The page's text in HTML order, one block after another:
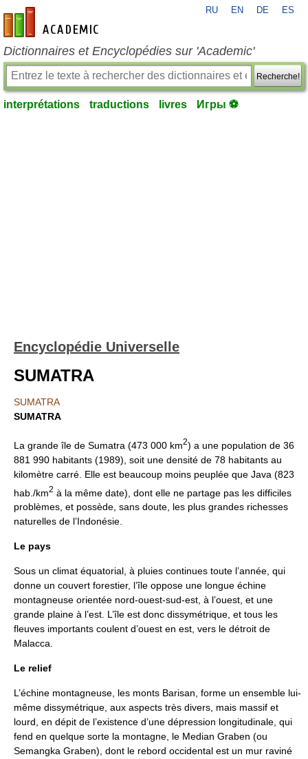
fr-academic.com
RU EN DE ES
Dictionnaires et Encyclopédies sur 'Academic'
Recherche!
interprétations traductions livres Игры ⚽
Encyclopédie Universelle
SUMATRA
SUMATRA
SUMATRA
La grande île de Sumatra (473 000 km2) a une population de 36
881 990 habitants (1989), soit une densité de 78 habitants au
kilomètre carré. Elle est beaucoup moins peuplée que Java (823
hab./km2 à la même date), dont elle ne partage pas les difficiles
problèmes, et possède, sans doute, les plus grandes richesses
naturelles de l’Indonésie.
Le pays
Sous un climat équatorial, à pluies continues toute l’année, qui
donne un couvert forestier, l’île oppose une longue échine
montagneuse orientée nord-ouest-sud-est, à l’ouest, et une
grande plaine à l’est. L’île est donc dissymétrique, et tous les
fleuves importants coulent d’ouest en est, vers le détroit de
Malacca.
Le relief
L’échine montagneuse, les monts Barisan, forme un ensemble lui-
même dissymétrique, aux aspects très divers, mais massif et
lourd, en dépit de l’existence d’une dépression longitudinale, qui
fend en quelque sorte la montagne, le Median Graben (ou
Semangka Graben), dont le rebord occidental est un mur raviné